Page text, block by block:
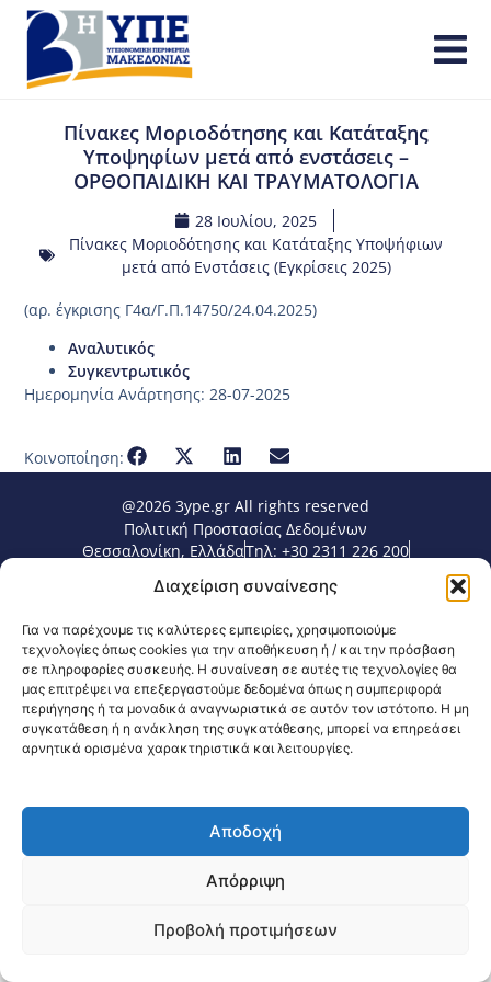
Διαχείριση συναίνεσης
Για να παρέχουμε τις καλύτερες εμπειρίες, χρησιμοποιούμε
τεχνολογίες όπως cookies για την αποθήκευση ή / και την πρόσβαση
σε πληροφορίες συσκευής. Η συναίνεση σε αυτές τις τεχνολογίες θα
μας επιτρέψει να επεξεργαστούμε δεδομένα όπως η συμπεριφορά
περιήγησης ή τα μοναδικά αναγνωριστικά σε αυτόν τον ιστότοπο. Η μη
συγκατάθεση ή η ανάκληση της συγκατάθεσης, μπορεί να επηρεάσει
αρνητικά ορισμένα χαρακτηριστικά και λειτουργίες.
Αποδοχή
Απόρριψη
Προβολή προτιμήσεων
Πίνακες Μοριοδότησης και Κατάταξης
Υποψηφίων μετά από ενστάσεις –
ΟΡΘΟΠΑΙΔΙΚΗ ΚΑΙ ΤΡΑΥΜΑΤΟΛΟΓΙΑ
28 Ιουλίου, 2025
Πίνακες Μοριοδότησης και Κατάταξης Υποψήφιων
μετά από Ενστάσεις (Εγκρίσεις 2025)
(αρ. έγκρισης Γ4α/Γ.Π.14750/24.04.2025)
Αναλυτικός
Συγκεντρωτικός
Ημερομηνία Ανάρτησης: 28-07-2025
Κοινοποίηση:
@2026 3ype.gr All rights reserved
Πολιτική Προστασίας Δεδομένων
Θεσσαλονίκη, ΕλλάδαΤηλ: +30 2311 226 200
Website Visits: 1594689